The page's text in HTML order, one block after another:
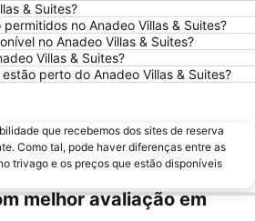
& Suites?
no Anadeo Villas & Suites?
no Anadeo Villas & Suites?
Villas & Suites?
perto do Anadeo Villas & Suites?
que recebemos dos sites de reserva
Como tal, pode haver diferenças entre as
trivago e os preços que estão disponíveis
melhor avaliação em